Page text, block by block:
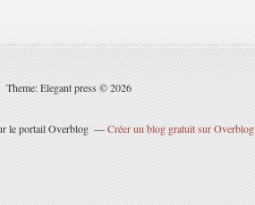
Theme: Elegant press © 2026
le portail Overblog Créer un blog gratuit sur Overblog